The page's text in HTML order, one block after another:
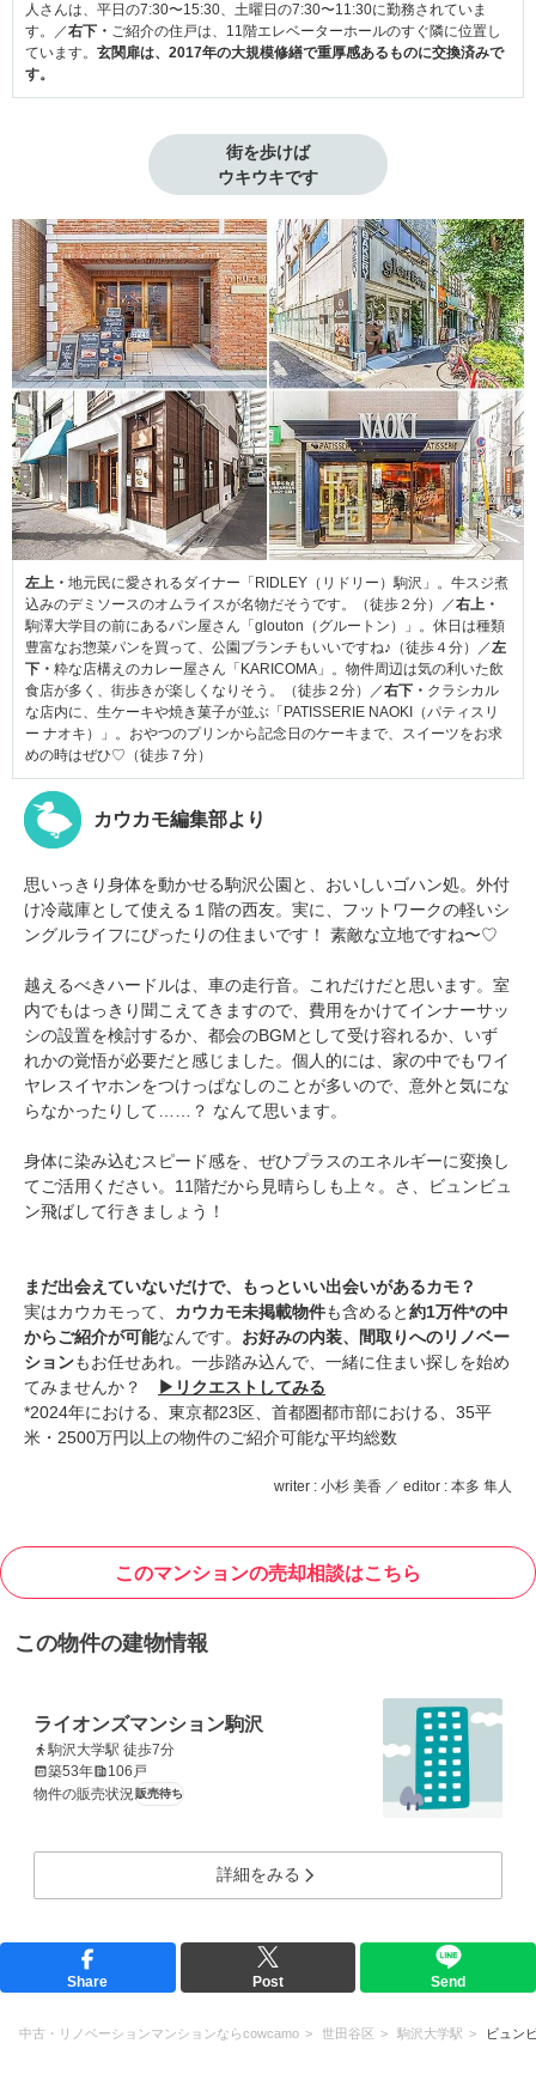
人さんは、平日の7:30〜15:30、土曜日の7:30〜11:30に勤務されていま
す。／右下・ ご紹介の住戸は、11階エレベーターホールのすぐ隣に位置し
ています。 玄関扉は、2017年の大規模修繕で重厚感あるものに交換済みで
す。
街を歩けば
ウキウキです
左上・ 地元民に愛されるダイナー「RIDLEY（リドリー）駒沢」。牛スジ煮
込みのデミソースのオムライスが名物だそうです。（徒歩２分）／右上・
駒澤大学目の前にあるパン屋さん「glouton（グルートン）」。休日は種類
豊富なお惣菜パンを買って、公園ブランチもいいですね♪（徒歩４分）／左
下・ 粋な店構えのカレー屋さん「KARICOMA」。物件周辺は気の利いた飲
食店が多く、街歩きが楽しくなりそう。（徒歩２分）／右下・ クラシカル
な店内に、生ケーキや焼き菓子が並ぶ「PATISSERIE NAOKI（パティスリ
ー ナオキ）」。おやつのプリンから記念日のケーキまで、スイーツをお求
めの時はぜひ♡（徒歩７分）
カウカモ編集部より
思いっきり身体を動かせる駒沢公園と、おいしいゴハン処。外付
け冷蔵庫として使える１階の西友。実に、フットワークの軽いシ
ングルライフにぴったりの住まいです！ 素敵な立地ですね〜♡
越えるべきハードルは、車の走行音。これだけだと思います。室
内でもはっきり聞こえてきますので、費用をかけてインナーサッ
シの設置を検討するか、都会のBGMとして受け容れるか、いず
れかの覚悟が必要だと感じました。個人的には、家の中でもワイ
ヤレスイヤホンをつけっぱなしのことが多いので、意外と気にな
らなかったりして……？ なんて思います。
身体に染み込むスピード感を、ぜひプラスのエネルギーに変換し
てご活用ください。11階だから見晴らしも上々。さ、ビュンビュ
ン飛ばして行きましょう！
まだ出会えていないだけで、もっといい出会いがあるカモ？
実はカウカモって、 カウカモ未掲載物件も含めると約1万件*の中
からご紹介が可能なんです。 お好みの内装、間取りへのリノベー
ションもお任せあれ。一歩踏み込んで、一緒に住まい探しを始め
てみませんか？
▶︎リクエストしてみる
*2024年における、東京都23区、首都圏都市部における、35平
米・2500万円以上の物件のご紹介可能な平均総数
writer : 小杉 美香 ／ editor : 本多 隼人
このマンションの売却相談はこちら
この物件の建物情報
ライオンズマンション駒沢
駒沢大学駅 徒歩7分
築53年
106戸
物件の販売状況販売待ち
詳細をみる
Share Post Send
中古・リノベーションマンションならcowcamo 世田谷区 駒沢大学駅 ビュン